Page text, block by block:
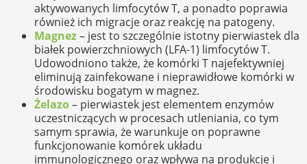
aktywowanych limfocytów T, a ponadto poprawia
również ich migracje oraz reakcję na patogeny.
Magnez– jest to szczególnie istotny pierwiastek dla
białek powierzchniowych (LFA-1) limfocytów T.
Udowodniono także, że komórki T najefektywniej
eliminują zainfekowane i nieprawidłowe komórki w
środowisku bogatym w magnez.
Żelazo– pierwiastek jest elementem enzymów
uczestniczących w procesach utleniania, co tym
samym sprawia, że warunkuje on poprawne
funkcjonowanie komórek układu
immunologicznego oraz wpływa na produkcje i